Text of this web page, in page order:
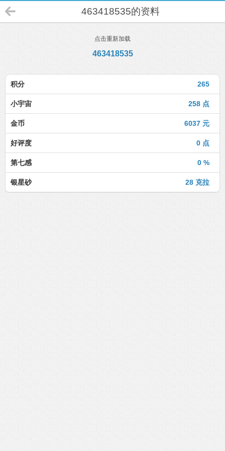
463418535的资料
点击重新加载
463418535
265
积分
258 点
小宇宙
6037 元
金币
0 点
好评度
0 %
第七感
28 克拉
银星砂